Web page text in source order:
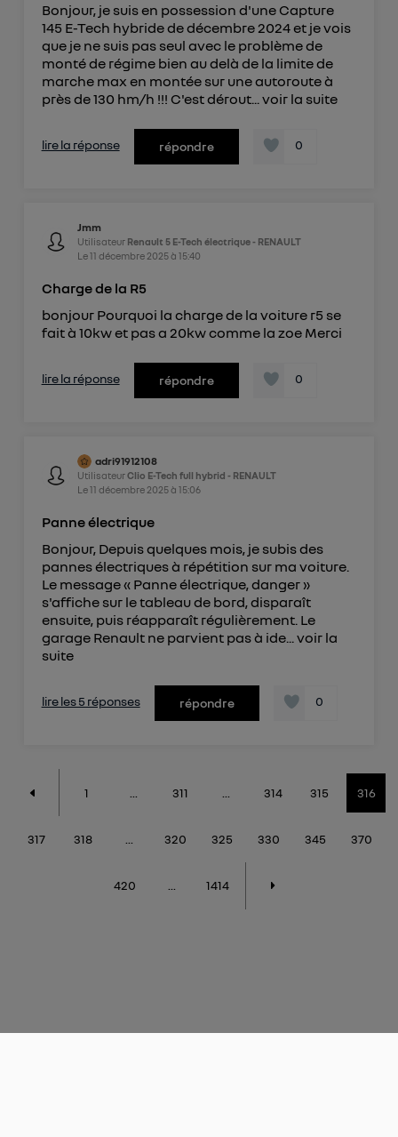
Bonjour, je suis en possession d'une Capture
145 E-Tech hybride de décembre 2024 et je vois
que je ne suis pas seul avec le problème de
monté de régime bien au delà de la limite de
marche max en montée sur une autoroute à
près de 130 hm/h !!! C'est dérout...voir la suite
lire la réponse répondre 0
Jmm
Utilisateur Renault 5 E-Tech électrique - RENAULT
Le11 décembre 2025à 15:40
Charge de la R5
bonjour Pourquoi la charge de la voiture r5 se
fait à 10kw et pas a 20kw comme la zoe Merci
lire la réponse répondre 0
adri91912108
UtilisateurClio E-Tech full hybrid - RENAULT
Le11 décembre 2025à 15:06
Panne électrique
Bonjour, Depuis quelques mois, je subis des
pannes électriques à répétition sur ma voiture.
Le message « Panne électrique, danger »
s'affiche sur le tableau de bord, disparaît
ensuite, puis réapparaît régulièrement. Le
garage Renault ne parvient pas à ide...voir la
suite
lire les 5 réponses répondre 0
1 311 314 315 316
317 318 320 325 330 345 370
420 1414